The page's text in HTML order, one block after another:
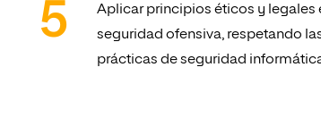
Aplicar principios éticos y legales
seguridad ofensiva, respetando
prácticas de seguridad